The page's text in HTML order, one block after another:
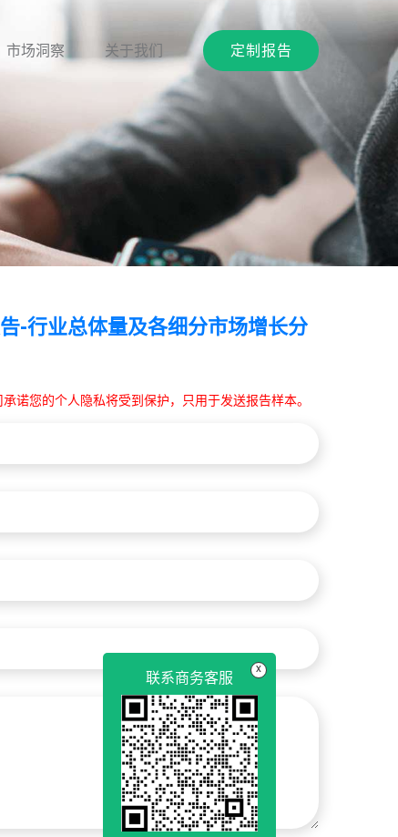
市场洞察 关于我们 定制报告
-行业总体量及各细分市场增长分
诺您的个人隐私将受到保护，只用于发送报告样本。
x
联系商务客服